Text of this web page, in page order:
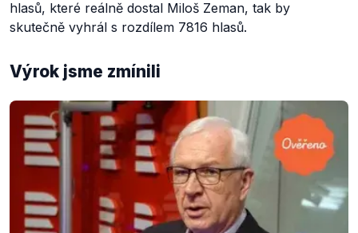
hlasů, které reálně dostal Miloš Zeman, tak by
skutečně vyhrál s rozdílem 7816 hlasů.
Výrok jsme zmínili